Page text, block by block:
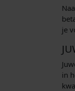
je
in